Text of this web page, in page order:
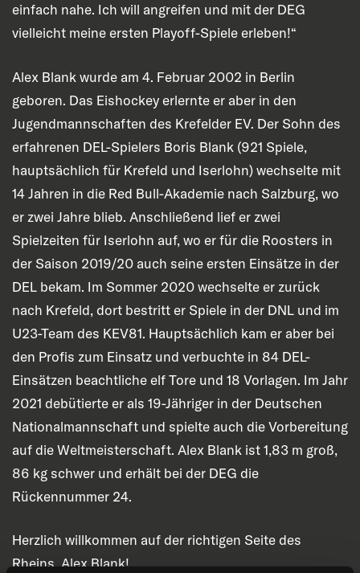
einfach nahe. Ich will angreifen und mit der DEG
vielleicht meine ersten Playoff-Spiele erleben!“
Alex Blank wurde am 4. Februar 2002 in Berlin
geboren. Das Eishockey erlernte er aber in den
Jugendmannschaften des Krefelder EV. Der Sohn des
erfahrenen DEL-Spielers Boris Blank (921 Spiele,
hauptsächlich für Krefeld und Iserlohn) wechselte mit
14 Jahren in die Red Bull-Akademie nach Salzburg, wo
er zwei Jahre blieb. Anschließend lief er zwei
Spielzeiten für Iserlohn auf, wo er für die Roosters in
der Saison 2019/20 auch seine ersten Einsätze in der
DEL bekam. Im Sommer 2020 wechselte er zurück
nach Krefeld, dort bestritt er Spiele in der DNL und im
U23-Team des KEV81. Hauptsächlich kam er aber bei
den Profis zum Einsatz und verbuchte in 84 DEL-
Einsätzen beachtliche elf Tore und 18 Vorlagen. Im Jahr
2021 debütierte er als 19-Jähriger in der Deutschen
Nationalmannschaft und spielte auch die Vorbereitung
auf die Weltmeisterschaft. Alex Blank ist 1,83 m groß,
86 kg schwer und erhält bei der DEG die
Rückennummer 24.
Herzlich willkommen auf der richtigen Seite des
Rheins, Alex Blank!